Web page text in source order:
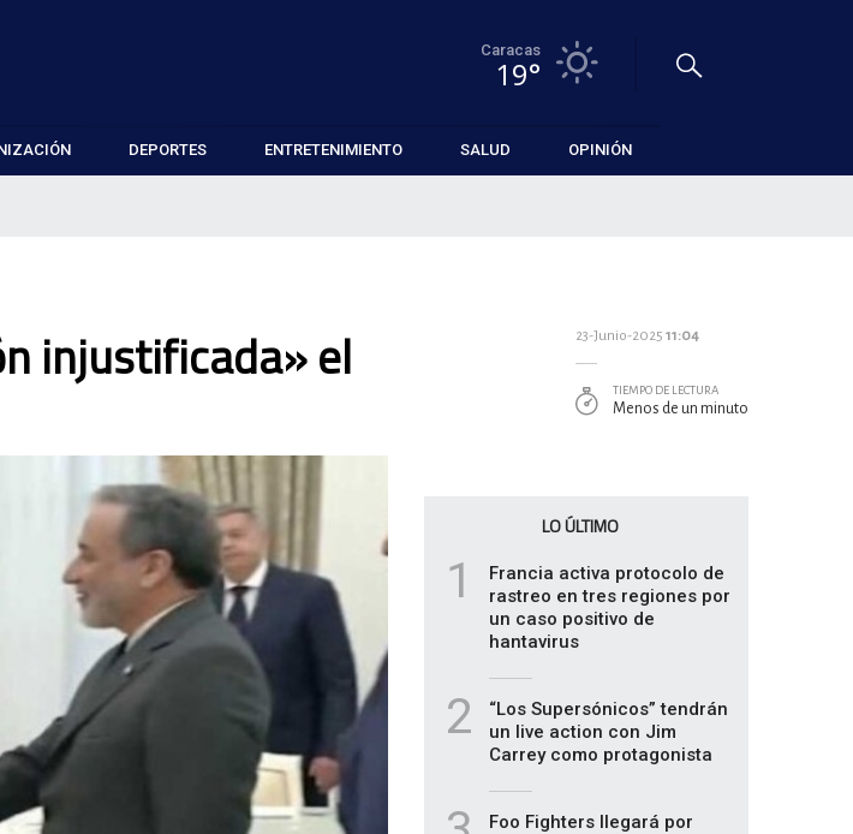
Caracas
19°
DEPORTES ENTRETENIMIENTO SALUD OPINIÓN
injustificada» el 23-Junio-2025 11:04
TIEMPO DE LECTURA
Menos de un minuto
LO ÚLTIMO
1
Francia activa protocolo de
rastreo en tres regiones por
un caso positivo de
hantavirus
2
“Los Supersónicos” tendrán
un live action con Jim
Carrey como protagonista
Foo Fighters llegará por